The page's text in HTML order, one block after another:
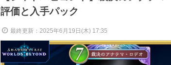
評価と入手パック
最終更新：2025年6月19日(木) 17:35